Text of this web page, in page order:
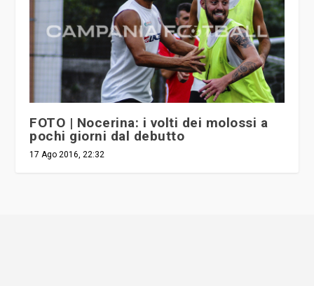
FOTO | Nocerina: i volti dei molossi a
pochi giorni dal debutto
17 Ago 2016, 22:32